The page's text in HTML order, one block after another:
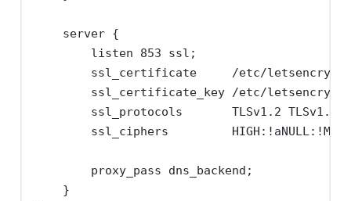
    server {
        listen 853 ssl;
ssl_certificate     /etc/
ssl_certificate_key /etc/
        ssl_protocols       TLSv1.2 TLSv1.3;
ssl_ciphers
        proxy_pass dns_backend;
    }